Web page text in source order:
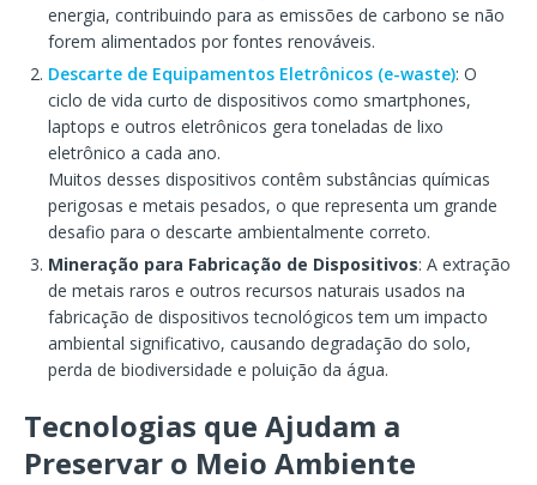
energia, contribuindo para as emissões de carbono se não
forem alimentados por fontes renováveis.
Descarte de Equipamentos Eletrônicos (e-waste): O
ciclo de vida curto de dispositivos como smartphones,
laptops e outros eletrônicos gera toneladas de lixo
eletrônico a cada ano.
Muitos desses dispositivos contêm substâncias químicas
perigosas e metais pesados, o que representa um grande
desafio para o descarte ambientalmente correto.
Mineração para Fabricação de Dispositivos: A extração
de metais raros e outros recursos naturais usados na
fabricação de dispositivos tecnológicos tem um impacto
ambiental significativo, causando degradação do solo,
perda de biodiversidade e poluição da água.
Tecnologias que Ajudam a
Preservar o Meio Ambiente